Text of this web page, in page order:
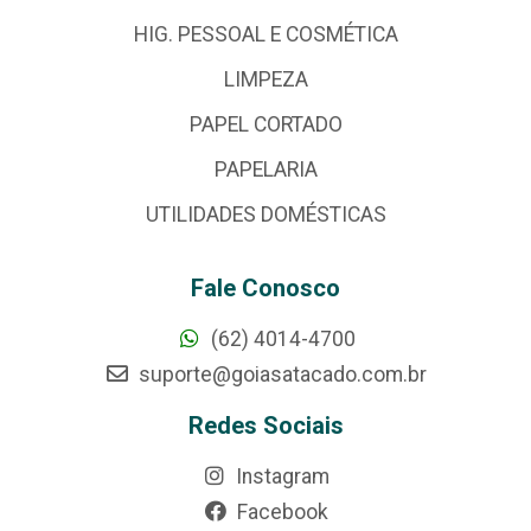
HIG. PESSOAL E COSMÉTICA
LIMPEZA
PAPEL CORTADO
PAPELARIA
UTILIDADES DOMÉSTICAS
Fale Conosco
(62) 4014-4700
suporte@goiasatacado.com.br
Redes Sociais
Instagram
Facebook